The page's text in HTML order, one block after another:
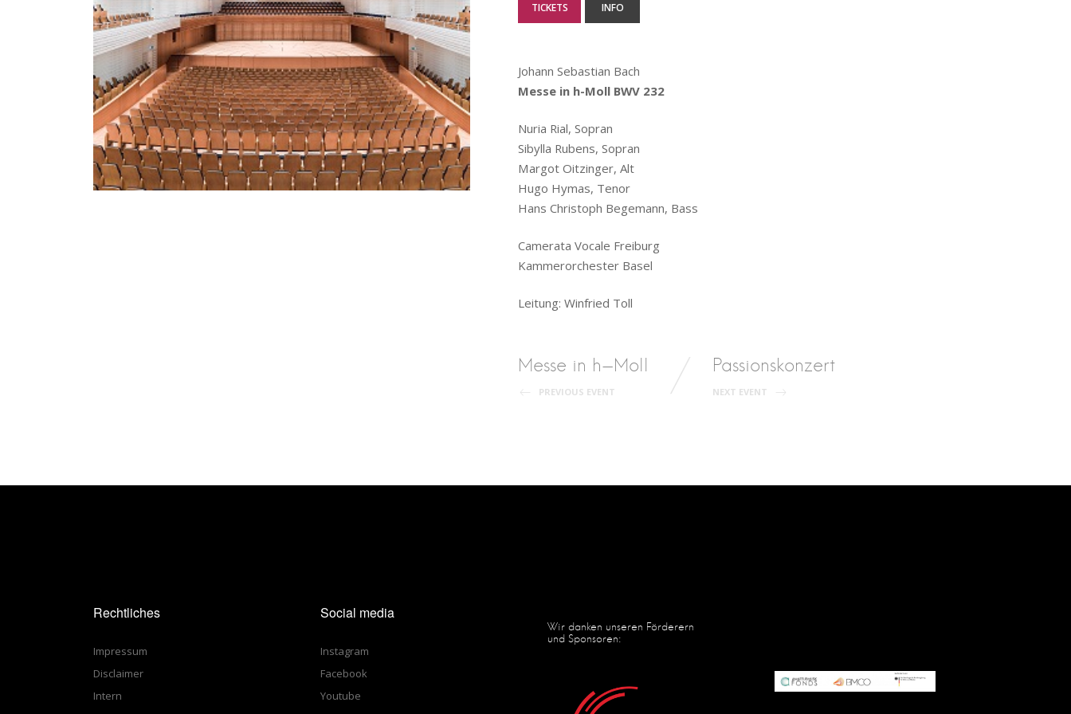
TICKETS INFO
Johann Sebastian Bach
Messe in h-Moll BWV 232
Nuria Rial, Sopran
Sibylla Rubens, Sopran
Margot Oitzinger, Alt
Hugo Hymas, Tenor
Hans Christoph Begemann, Bass
Camerata Vocale Freiburg
Kammerorchester Basel
Leitung: Winfried Toll
Post
navigation
Messe in h-Moll
PREVIOUS EVENT
Passionskonzert
NEXT EVENT
Rechtliches
Impressum
Disclaimer
Intern
Social media
Instagram
Facebook
Youtube
Wir danken unseren Förderern
und Sponsoren: